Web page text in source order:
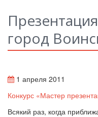
город
1 апреля 2011
Конкурс «Мастер
Всякий раз, когда